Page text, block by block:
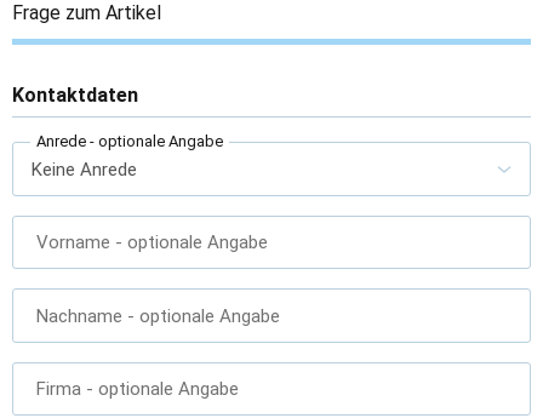
Frage zum Artikel
Kontaktdaten
Anrede - optionale Angabe
Vorname - optionale Angabe
Nachname - optionale Angabe
Firma - optionale Angabe